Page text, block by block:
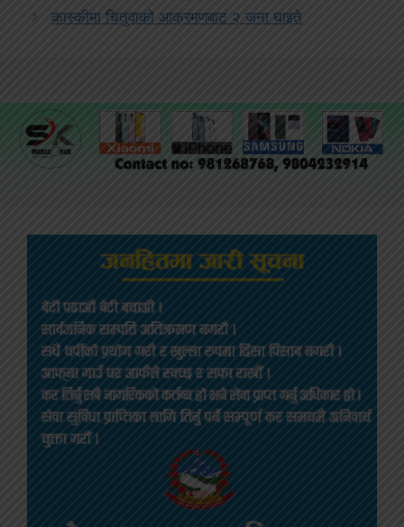
कास्कीमा चितुवाको आक्रमणबाट २ जना घाइते